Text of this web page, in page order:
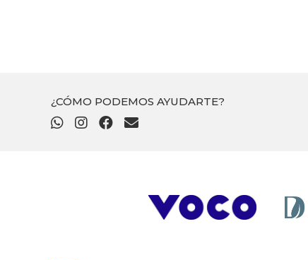
¿CÓMO PODEMOS AYUDARTE?